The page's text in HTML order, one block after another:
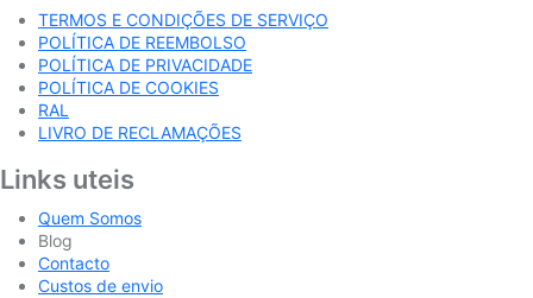
TERMOS E CONDIÇÕES DE SERVIÇO
POLÍTICA DE REEMBOLSO
POLÍTICA DE PRIVACIDADE
POLÍTICA DE COOKIES
RAL
LIVRO DE RECLAMAÇÕES
Links uteis
Quem Somos
Blog
Contacto
Custos de envio